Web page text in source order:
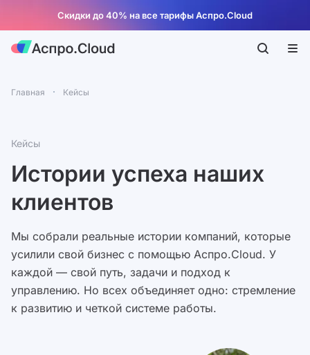
Скидки до 40% на все тарифы Аспро.Cloud
Главная Кейсы
Кейсы
Истории успеха наших
клиентов
Мы собрали реальные истории компаний, которые
усилили свой бизнес с помощью Аспро.Cloud. У
каждой — свой путь, задачи и подход к
управлению. Но всех объединяет одно: стремление
к развитию и четкой системе работы.